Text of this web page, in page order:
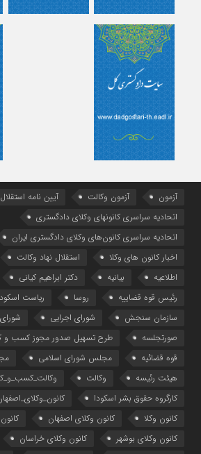
آزمون آزمون وکالت
آیین ‌نامه
اتحادیه سراسری کانونهای وکلای دادگستری
اتحادیه سراسری کانون‌های وکلای دادگستری ایران
اخبار کانون های وکلا
استقلال نهاد وکالت
اطلاعیه
بیانیه دکتر ابراهیم کیانی
رئیس قوه قضاییه
روسا
ریاست
سازمان سنجش
شورای اجرایی
صورتجلسه
طرح تسهیل صدور مجوز کسب و
قوه قضائیه
مجلس شورای اسلامی
هیئت رئیسه
وکالت
کارگروه حقوق بشر اسکودا
کانون وکلا
کانون وکلای اصفهان
کانون وکلای بوشهر
کانون وکلای خراسان